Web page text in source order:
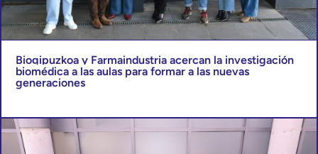
Biogipuzkoa y Farmaindustria acercan la investigación
biomédica a las aulas para formar a las nuevas
generaciones